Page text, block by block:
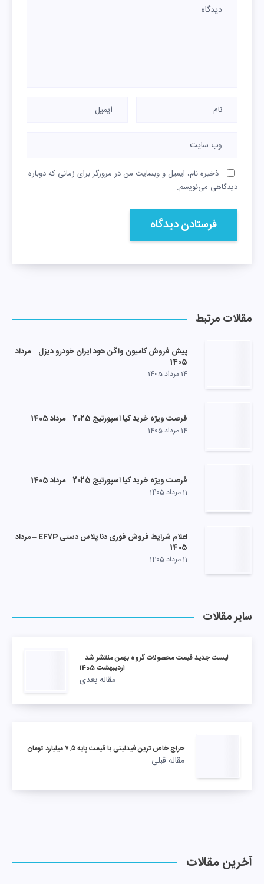
با گیربکس
ذخیره نام، ایمیل و وبسایت من در مرورگر برای زمانی که دوباره
دیدگاهی می‌نویسم.
مقالات مرتبط
پیش فروش کامیون واگن هود ایران خودرو دیزل – مرداد
1405
14 مرداد 1405
فرصت ویژه خرید کیا اسپورتیج 2025 – مرداد 1405
14 مرداد 1405
فرصت ویژه خرید کیا اسپورتیج 2025 – مرداد 1405
11 مرداد 1405
اعلام شرایط فروش فوری دنا پلاس دستی EF7P – مرداد
1405
11 مرداد 1405
سایر مقالات
لیست جدید قیمت محصولات گروه بهمن منتشر شد –
اردیبهشت 1405
مقاله بعدی
حراج خاص ترین فیدلیتی با قیمت پایه ۷.۵ میلیارد تومان
مقاله قبلی
آخرین مقالات